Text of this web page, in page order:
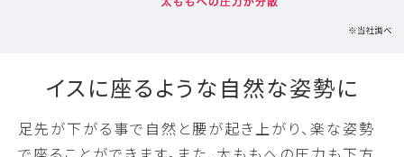
イスに座るような自然な姿勢に
足先が下がる事で自然と腰が起き上がり、楽な姿勢